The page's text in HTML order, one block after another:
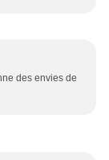
des envies de